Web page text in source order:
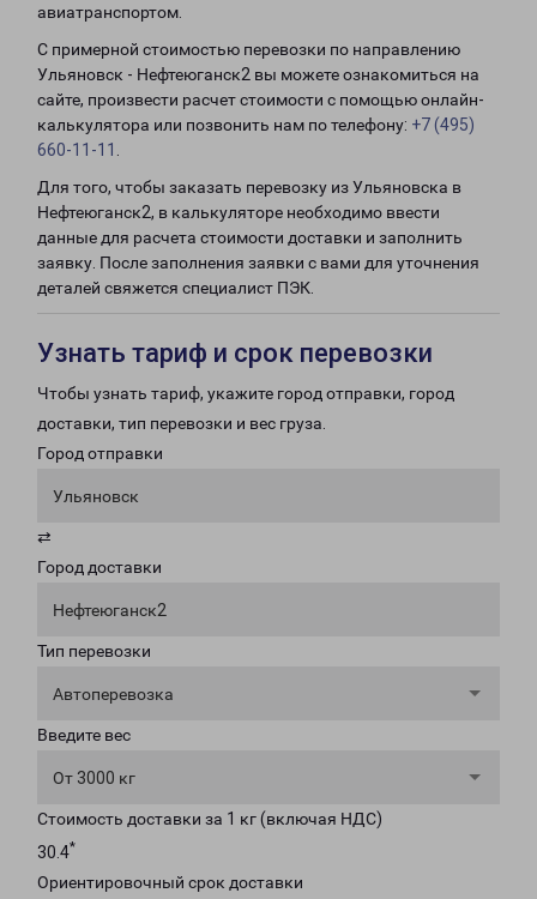
авиатранспортом.
С примерной стоимостью перевозки по направлению
Ульяновск - Нефтеюганск2 вы можете ознакомиться на
сайте, произвести расчет стоимости с помощью онлайн-
калькулятора или позвонить нам по телефону: +7 (495)
660-11-11
Для того, чтобы заказать перевозку из Ульяновска в
Нефтеюганск2, в калькуляторе необходимо ввести
данные для расчета стоимости доставки и заполнить
заявку. После заполнения заявки с вами для уточнения
деталей свяжется специалист ПЭК.
Узнать тариф и срок перевозки
Чтобы узнать тариф, укажите город отправки, город
доставки, тип перевозки и вес груза.
Город отправки
Ульяновск
⇄
Город доставки
Нефтеюганск2
Тип перевозки
Автоперевозка
Введите вес
От 3000 кг
Стоимость доставки за 1 кг (включая НДС)
30.4*
Ориентировочный срок доставки